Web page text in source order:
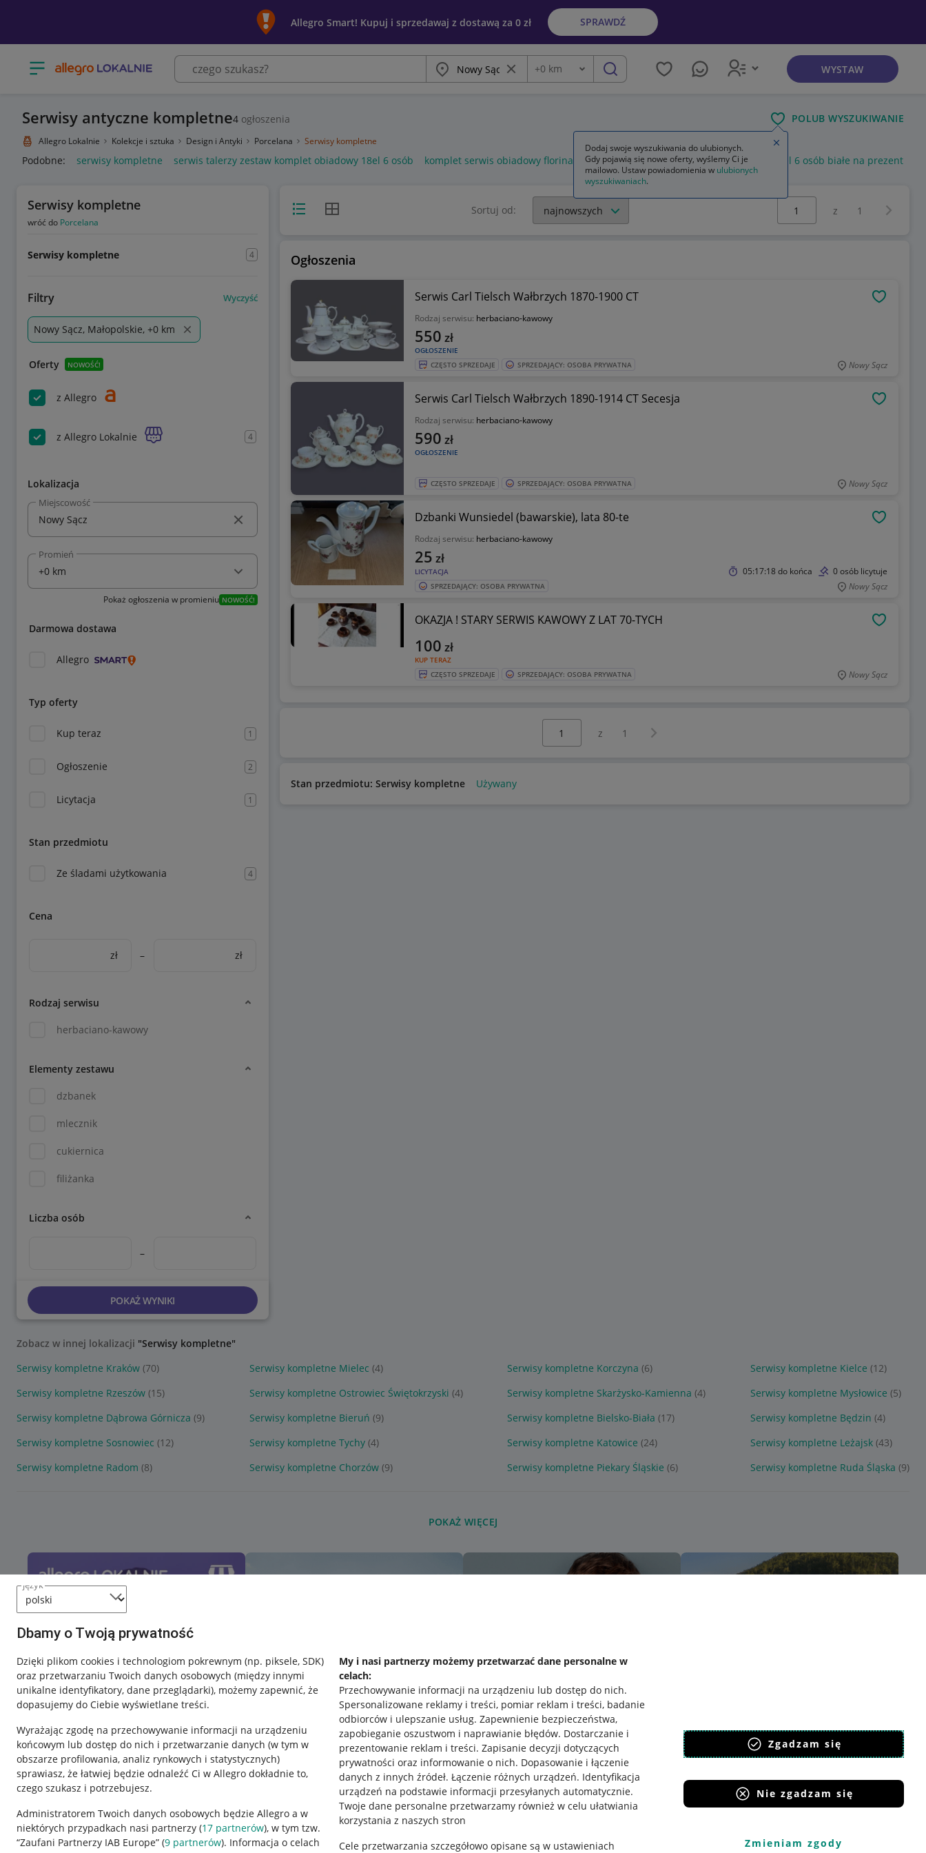
język
Dbamy o Twoją prywatność
Dzięki plikom cookies i technologiom pokrewnym (np. piksele, SDK)
oraz przetwarzaniu Twoich danych osobowych (między innymi
unikalne identyfikatory, dane przeglądarki), możemy zapewnić, że
dopasujemy do Ciebie wyświetlane treści.
Wyrażając zgodę na przechowywanie informacji na urządzeniu
końcowym lub dostęp do nich i przetwarzanie danych (w tym w
obszarze profilowania, analiz rynkowych i statystycznych)
sprawiasz, że łatwiej będzie odnaleźć Ci w Allegro dokładnie to,
czego szukasz i potrzebujesz.
Administratorem Twoich danych osobowych będzie Allegro a w
niektórych przypadkach nasi partnerzy (17 partnerów), w tym tzw.
“Zaufani Partnerzy IAB Europe” (9 partnerów). Informacja o celach
My i nasi partnerzy możemy przetwarzać dane personalne w
celach:
Przechowywanie informacji na urządzeniu lub dostęp do nich.
Spersonalizowane reklamy i treści, pomiar reklam i treści, badanie
odbiorców i ulepszanie usług. Zapewnienie bezpieczeństwa,
zapobieganie oszustwom i naprawianie błędów. Dostarczanie i
prezentowanie reklam i treści. Zapisanie decyzji dotyczących
prywatności oraz informowanie o nich. Dopasowanie i łączenie
danych z innych źródeł. Łączenie różnych urządzeń. Identyfikacja
urządzeń na podstawie informacji przesyłanych automatycznie.
Twoje dane personalne przetwarzamy również w celu ułatwiania
korzystania z naszych stron
Cele przetwarzania szczegółowo opisane są w ustawieniach
Zgadzam się
Nie zgadzam się
Zmieniam zgody
Allegro Smart! Kupuj i sprzedawaj z dostawą za 0 zł SPRAWDŹ
Otwórz menu z kategoriami Miasto Wyczyść frazę
Odległość
+0 km szukaj WYSTAW
Serwisy antyczne kompletne4 ogłoszenia POLUB WYSZUKIWANIE
Allegro Lokalnie Kolekcje i sztuka Design i Antyki Porcelana Serwisy kompletne
Podobne: serwisy kompletne serwis talerzy zestaw komplet obiadowy 18el 6 osób komplet serwis obiadowy florina komplet zestaw serwis obiadowy talerze 24el 6 osób białe na prezent
Serwisy kompletne
wróć do Porcelana
Serwisy kompletne 4
Filtry Wyczyść
Nowy Sącz, Małopolskie, +0 km
Oferty NOWOŚĆ!
z Allegro
z Allegro Lokalnie 4
Lokalizacja
Miejscowość
Promień
Pokaż ogłoszenia w promieniu NOWOŚĆ!
Darmowa dostawa
Allegro
Typ oferty
Kup teraz 1
Ogłoszenie 2
Licytacja 1
Stan przedmiotu
Ze śladami użytkowania 4
Cena
zł – zł
Rodzaj serwisu
herbaciano-kawowy
Elementy zestawu
dzbanek
mlecznik
cukiernica
filiżanka
Liczba osób
–
POKAŻ WYNIKI
Widok listyWidok siatki Sortuj od:
Wybierz stronę:
z 1
Ogłoszenia
Serwis Carl Tielsch Wałbrzych 1870-1900 CT
Rodzaj serwisu: herbaciano-kawowy
OGŁOSZENIE
550 zł
CZĘSTO SPRZEDAJE SPRZEDAJĄCY: OSOBA PRYWATNA Nowy Sącz
Serwis Carl Tielsch Wałbrzych 1890-1914 CT Secesja
Rodzaj serwisu: herbaciano-kawowy
OGŁOSZENIE
590 zł
CZĘSTO SPRZEDAJE SPRZEDAJĄCY: OSOBA PRYWATNA Nowy Sącz
Dzbanki Wunsiedel (bawarskie), lata 80-te
Rodzaj serwisu: herbaciano-kawowy
LICYTACJA
25 zł
05:17:18 do końca 0 osób licytuje
SPRZEDAJĄCY: OSOBA PRYWATNA Nowy Sącz
OKAZJA ! STARY SERWIS KAWOWY Z LAT 70-TYCH
KUP TERAZ
100 zł
CZĘSTO SPRZEDAJE SPRZEDAJĄCY: OSOBA PRYWATNA Nowy Sącz
z 1 Następna strona
Stan przedmiotu: Serwisy kompletne Używany
Zobacz w innej lokalizacji "Serwisy kompletne"
Serwisy kompletne Kraków (70) Serwisy kompletne Mielec (4) Serwisy kompletne Korczyna (6) Serwisy kompletne Kielce (12)
Serwisy kompletne Rzeszów (15) Serwisy kompletne Ostrowiec Świętokrzyski (4) Serwisy kompletne Skarżysko-Kamienna (4) Serwisy kompletne Mysłowice (5)
Serwisy kompletne Dąbrowa Górnicza (9) Serwisy kompletne Bieruń (9) Serwisy kompletne Bielsko-Biała (17) Serwisy kompletne Będzin (4)
Serwisy kompletne Sosnowiec (12) Serwisy kompletne Tychy (4) Serwisy kompletne Katowice (24) Serwisy kompletne Leżajsk (43)
Serwisy kompletne Radom (8) Serwisy kompletne Chorzów (9) Serwisy kompletne Piekary Śląskie (6) Serwisy kompletne Ruda Śląska (9)
POKAŻ WIĘCEJ
Przydatne informacje
Jak to działa
Regulamin
Pobierz aplikację
Dodaj swoje wyszukiwania do ulubionych.
Gdy pojawią się nowe oferty, wyślemy Ci je
mailowo. Ustaw powiadomienia w ulubionych
wyszukiwaniach.
Zamknij wskazówkę